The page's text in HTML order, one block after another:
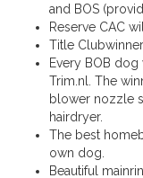
and BOS
Reserve CAC
Title
Every BOB
Trim.nl. The
blower nozzle
hairdryer.
The best
own dog.
Beautiful